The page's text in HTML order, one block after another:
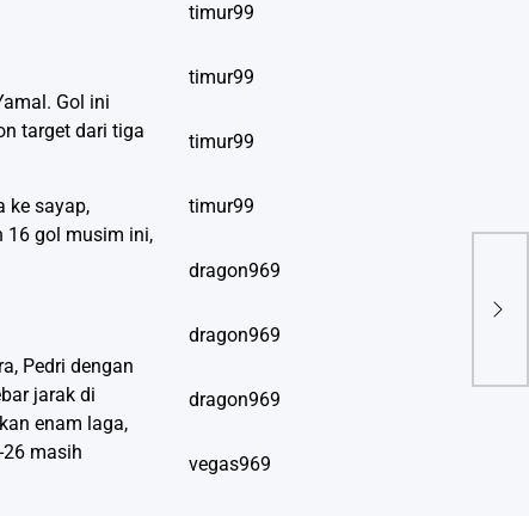
Gol ini
target dari tiga
ke sayap,
16 gol musim ini,
Pedri dengan
jarak di
enam laga,
masih
timur99
timur99
timur99
timur99
dragon969
dragon969
dragon969
vegas969